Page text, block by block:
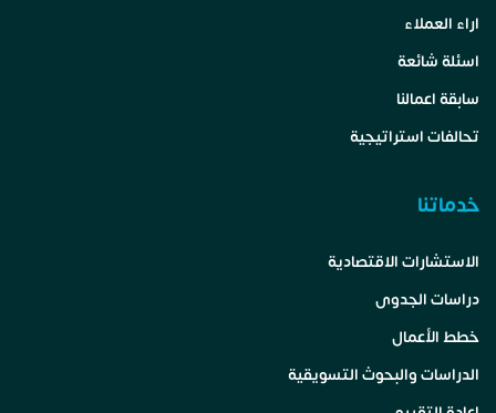
اراء العملاء
اسئلة شائعة
سابقة اعمالنا
تحالفات استراتيجية
خدماتنا
الاستشارات الاقتصادية
دراسات الجدوى
خطط الأعمال
الدراسات والبحوث التسويقية